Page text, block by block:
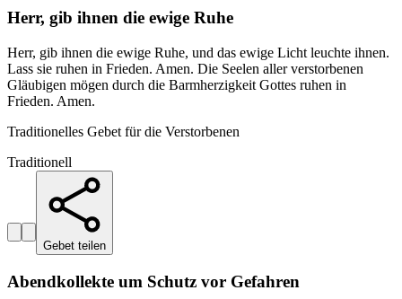
Herr, gib ihnen die ewige Ruhe
Herr, gib ihnen die ewige Ruhe, und das ewige Licht leuchte ihnen.
Lass sie ruhen in Frieden. Amen. Die Seelen aller verstorbenen
Gläubigen mögen durch die Barmherzigkeit Gottes ruhen in
Frieden. Amen.
Traditionelles Gebet für die Verstorbenen
Traditionell
Gebet teilen
Abendkollekte um Schutz vor Gefahren